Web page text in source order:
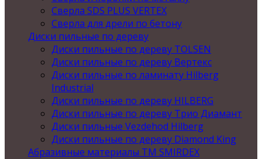
Сверла SDS PLUS VERTEX
Сверла для дрели по бетону
Диски пильные по дереву
Диски пильные по дереву TOLSEN
Диски пильные по дереву Вертекс
Диски пильные по ламинату Hilberg
Industrial
Диски пильные по дереву HILBERG
Диски пильные по дереву Трио Диамант
Диски пильные Vezdehod Hilberg
Диски пильные по дереву Diamond King
Абразивные материалы ТМ SMIRDEX